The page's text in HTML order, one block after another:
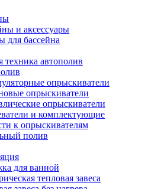
и аксессуары
для бассейна
техника автополив
опрыскиватели
опрыскиватели
опрыскиватели
и комплектующие
к опрыскивателям
полив
для ванной
тепловая завеса